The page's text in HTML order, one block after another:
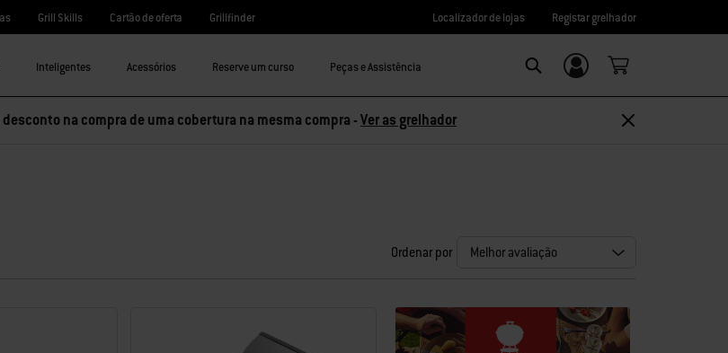
Grill Skills Cartão de oferta Grillfinder Localizador de lojas Registar grelhador
Inteligentes Acessórios Reserve um curso Peças e Assistência Login/Registo
na compra de uma cobertura na mesma compra -Ver as grelhador
Ordenar por